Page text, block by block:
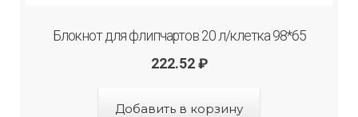
Блокнот для флипчартов 20 л/клетка 98*65
222.52 ₽
Добавить в корзину